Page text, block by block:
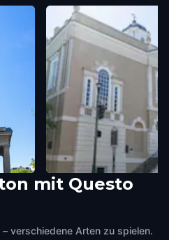
Old Exchange and
mit Questo
verschiedene Arten zu spielen.